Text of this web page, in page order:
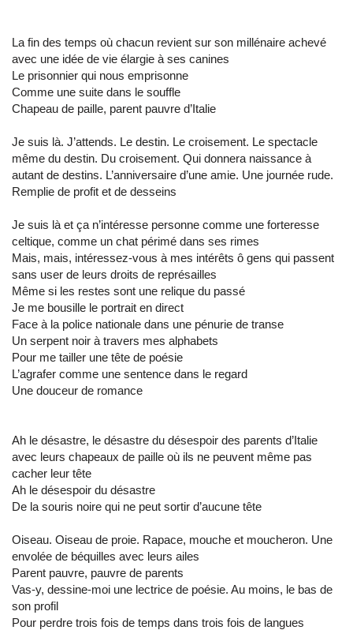
La fin des temps où chacun revient sur son millénaire achevé
avec une idée de vie élargie à ses canines
Le prisonnier qui nous emprisonne
Comme une suite dans le souffle
Chapeau de paille, parent pauvre d’Italie
Je suis là. J’attends. Le destin. Le croisement. Le spectacle
même du destin. Du croisement. Qui donnera naissance à
autant de destins. L’anniversaire d’une amie. Une journée rude.
Remplie de profit et de desseins
Je suis là et ça n’intéresse personne comme une forteresse
celtique, comme un chat périmé dans ses rimes
Mais, mais, intéressez-vous à mes intérêts ô gens qui passent
sans user de leurs droits de représailles
Même si les restes sont une relique du passé
Je me bousille le portrait en direct
Face à la police nationale dans une pénurie de transe
Un serpent noir à travers mes alphabets
Pour me tailler une tête de poésie
L’agrafer comme une sentence dans le regard
Une douceur de romance
Ah le désastre, le désastre du désespoir des parents d’Italie
avec leurs chapeaux de paille où ils ne peuvent même pas
cacher leur tête
Ah le désespoir du désastre
De la souris noire qui ne peut sortir d’aucune tête
Oiseau. Oiseau de proie. Rapace, mouche et moucheron. Une
envolée de béquilles avec leurs ailes
Parent pauvre, pauvre de parents
Vas-y, dessine-moi une lectrice de poésie. Au moins, le bas de
son profil
Pour perdre trois fois de temps dans trois fois de langues